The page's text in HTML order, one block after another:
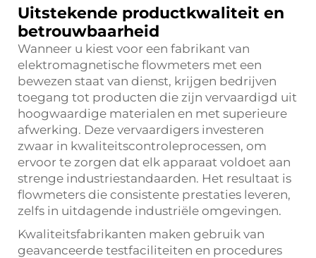
Uitstekende productkwaliteit en
betrouwbaarheid
Wanneer u kiest voor een fabrikant van
elektromagnetische flowmeters met een
bewezen staat van dienst, krijgen bedrijven
toegang tot producten die zijn vervaardigd uit
hoogwaardige materialen en met superieure
afwerking. Deze vervaardigers investeren
zwaar in kwaliteitscontroleprocessen, om
ervoor te zorgen dat elk apparaat voldoet aan
strenge industriestandaarden. Het resultaat is
flowmeters die consistente prestaties leveren,
zelfs in uitdagende industriële omgevingen.
Kwaliteitsfabrikanten maken gebruik van
geavanceerde testfaciliteiten en procedures